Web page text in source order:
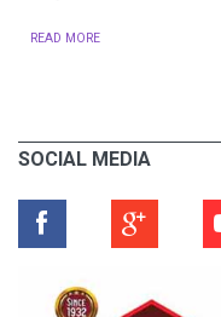
READ MORE
SOCIAL MEDIA